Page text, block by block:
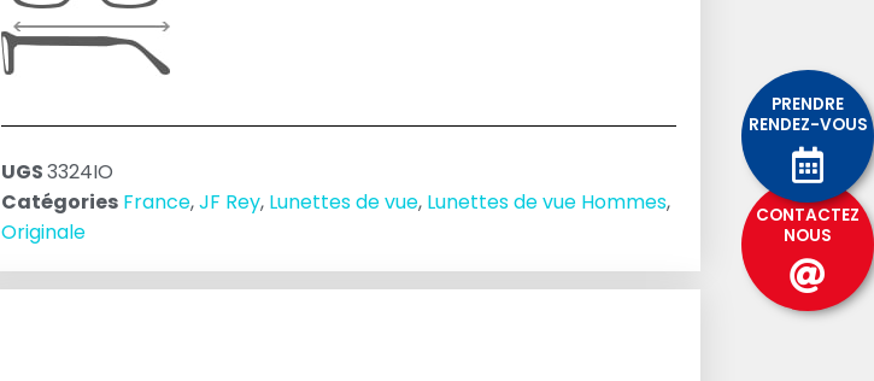
UGS3324IO
Catégories France,JF Rey, Lunettes de vue, Lunettes de vue Hommes,
Originale
PRENDRE
RENDEZ-VOUS
CONTACTEZ
NOUS